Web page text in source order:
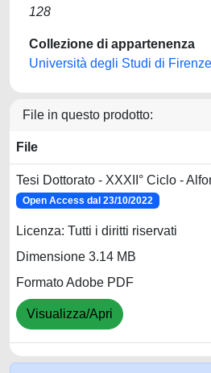
128
Collezione di appartenenza
Università degli Studi di Firenze
File in questo prodotto:
File
Tesi Dottorato - XXXII° Ciclo -
Open Access dal 23/10/2022
Licenza: Tutti i diritti riservati
Dimensione 3.14 MB
Formato Adobe PDF
Visualizza/Apri